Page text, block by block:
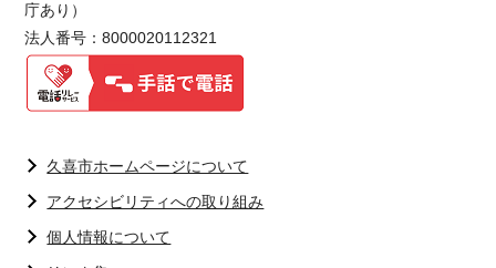
庁あり）
法人番号：8000020112321
久喜市ホームページについて
アクセシビリティへの取り組み
個人情報について